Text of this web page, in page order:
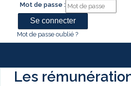
Mot de passe :
Mot de passe oublié ?
Les